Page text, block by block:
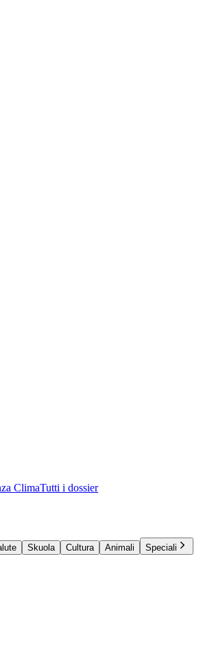
ClimaTutti i dossier
Skuola Cultura Animali
Speciali